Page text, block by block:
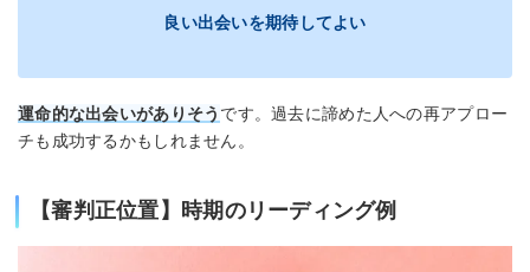
良い出会いを期待してよい
運命的な出会いがありそう です。過去に諦めた人への再アプロー
チも成功するかもしれません。
【審判正位置】時期のリーディング例